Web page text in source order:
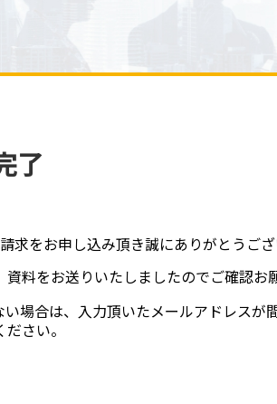
了
求をお申し込み頂き誠にありがとうござ
料をお送りいたしましたのでご確認お
場合は、入力頂いたメールアドレス
さい。